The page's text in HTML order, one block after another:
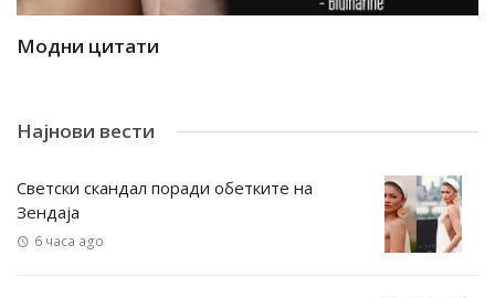
Модни цитати
Најнови вести
Светски скандал поради обетките на
Зендаја
6 часа ago